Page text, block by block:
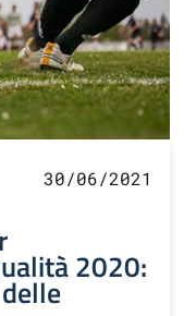
30/06/2021
2020: